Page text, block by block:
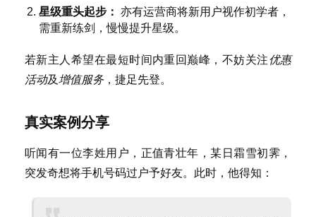
防
星级重头起步： 亦有运营商将新用户视作初学者，
需重新练剑，慢慢提升星级。
若新主人希望在最短时间内重回巅峰，不妨关注优惠
活动及增值服务，捷足先登。
真实案例分享
听闻有一位李姓用户，正值青壮年，某日霜雪初霁，
突发奇想将手机号码过户予好友。此时，他得知：